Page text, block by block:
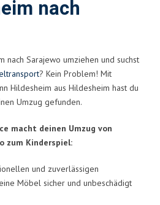
nach
nach Sarajewo umziehen und suchst
? Kein Problem! Mit
Hildesheim aus Hildesheim hast du
Umzug gefunden.
macht deinen Umzug von
zum Kinderspiel:
und zuverlässigen
Möbel sicher und unbeschädigt